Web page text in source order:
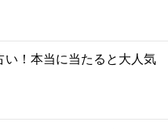
い！本当に当たると大人気